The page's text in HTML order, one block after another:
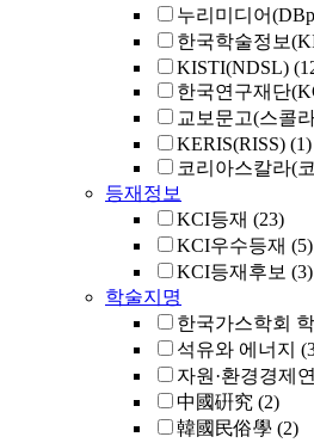
누리미디어
한국학술정보
KISTI(NDSL)
한국연구재단
교보문고(스콜
KERIS(RISS) (1)
코리아스칼라(
등재정보
KCI등재 (23)
KCI우수등재 (5)
KCI등재후보 (3)
학술지명
한국가스학회
석유와 에너지
자원·환경경제
中國硏究 (2)
韓國民俗學 (2)